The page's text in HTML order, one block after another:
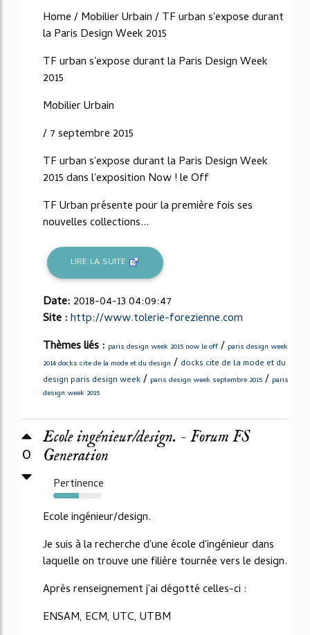
Home / Mobilier Urbain / TF urban s'expose durant
la Paris Design Week 2015
TF urban s'expose durant la Paris Design Week
2015
Mobilier Urbain
/ 7 septembre 2015
TF urban s'expose durant la Paris Design Week
2015 dans l'exposition Now ! le Off
TF Urban présente pour la première fois ses
nouvelles collections...
LIRE LA SUITE
Date: 2018-04-13 04:09:47
Site :http://www.tolerie-forezienne.com
Thèmes liés : paris design week 2015 now le off / paris design week
2014 docks cite de la mode et du design / docks cite de la mode et du
design paris design week / paris design week septembre 2015 / paris
design week 2015
0
Ecole ingénieur/design. - Forum FS
Generation
Pertinence
53%
Ecole ingénieur/design.
Je suis à la recherche d'une école d'ingénieur dans
laquelle on trouve une filière tournée vers le design.
Après renseignement j'ai dégotté celles-ci :
ENSAM, ECM, UTC, UTBM